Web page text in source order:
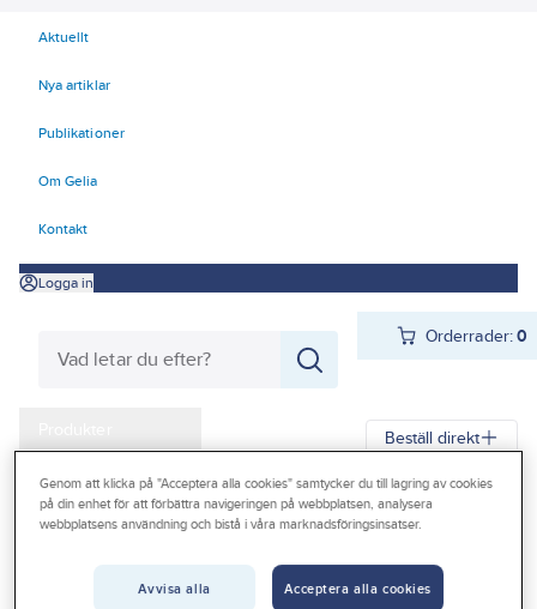
Aktuellt
Nya artiklar
Publikationer
Om Gelia
Kontakt
Logga in
Orderrader:0
Outlet
Beställ direkt
Gelia Produkter Gelia El Belysning Arbetsplatsbelysning
GELIA - WORKLIGHT
Golvdisplay
Genom att klicka på "Acceptera alla cookies" samtycker du till lagring av cookies
på din enhet för att förbättra navigeringen på webbplatsen, analysera
webbplatsens användning och bistå i våra marknadsföringsinsatser.
Avvisa alla Acceptera alla cookies